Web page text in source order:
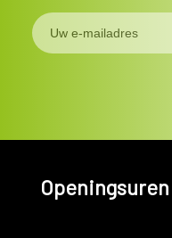
Openingsuren